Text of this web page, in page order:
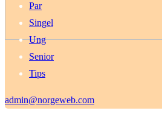
Par
Singel
Ung
Senior
Tips
admin@norgeweb.com